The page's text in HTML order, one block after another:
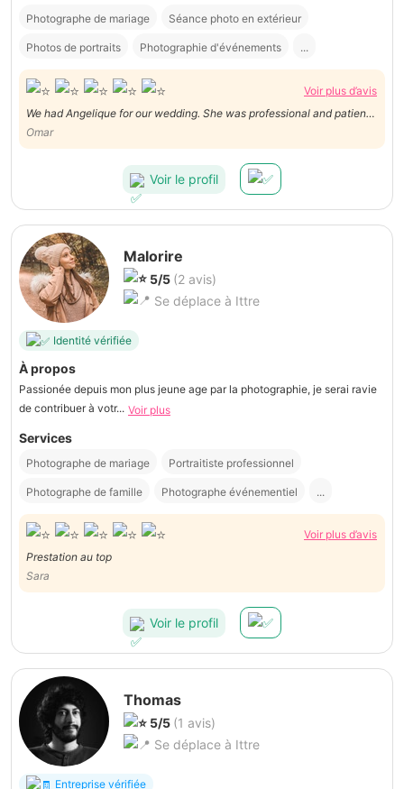
Photographe de mariage Séance photo en extérieur
Photos de portraits Photographie d'événements ...
Voir plus d’avis
We had Angelique for our wedding. She was professional and patient
Omar
Voir le profil
Malorire
5/5 (2 avis)
Se déplace à Ittre
Identité vérifiée
À propos
Passionée depuis mon plus jeune age par la photographie, je serai ravie
de contribuer à votr... Voir plus
Services
Photographe de mariage Portraitiste professionnel
Photographe de famille Photographe événementiel ...
Voir plus d’avis
Prestation au top
Sara
Voir le profil
Thomas
5/5 (1 avis)
Se déplace à Ittre
Entreprise vérifiée